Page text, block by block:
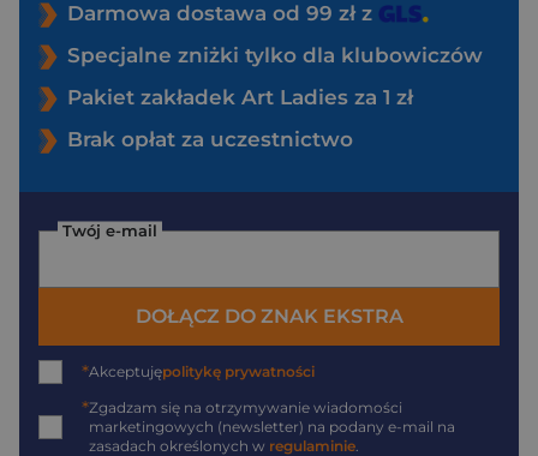
Darmowa dostawa od 99 zł z
Specjalne zniżki tylko dla klubowiczów
Pakiet zakładek Art Ladies za 1 zł
Brak opłat za uczestnictwo
Twój e-mail
DOŁĄCZ DO ZNAK EKSTRA
*Akceptujępolitykę prywatności
*Zgadzam się na otrzymywanie wiadomości
marketingowych (newsletter) na podany e-mail na
zasadach określonych w regulaminie.